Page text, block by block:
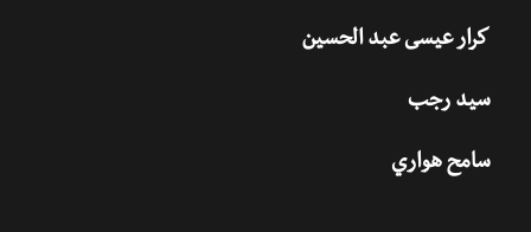
كرار عيسى عبد الحسين
سيد رجب
سامح هواري